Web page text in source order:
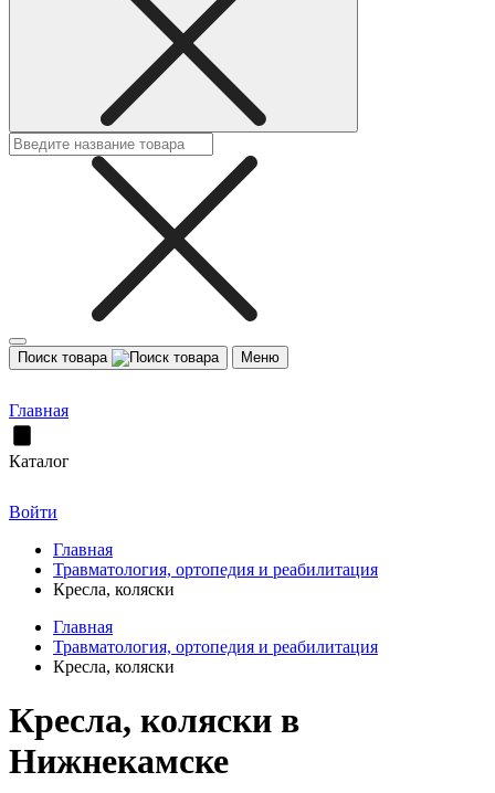
Поиск товара Меню
Главная
Каталог
Войти
Главная
Травматология, ортопедия и реабилитация
Кресла, коляски
Главная
Травматология, ортопедия и реабилитация
Кресла, коляски
Кресла, коляски в
Нижнекамске